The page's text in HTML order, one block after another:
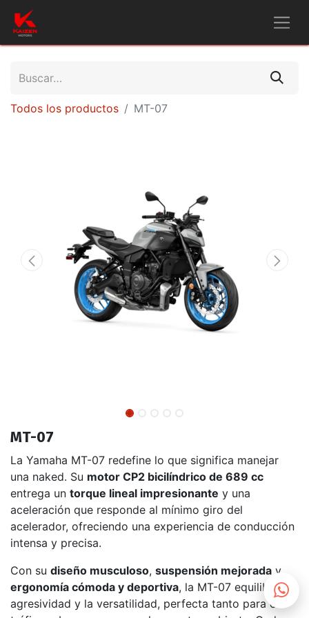
Todos los productos MT-07
MT-07
La Yamaha MT-07 redefine lo que significa manejar
una naked. Su motor CP2 bicilíndrico de 689 cc
entrega un torque lineal impresionante y una
aceleración que responde al mínimo giro del
acelerador, ofreciendo una experiencia de conducción
intensa y precisa.
Con su diseño musculoso, suspensión mejorada y
ergonomía cómoda y deportiva, la MT-07 equilibra la
agresividad y la versatilidad, perfecta tanto para el